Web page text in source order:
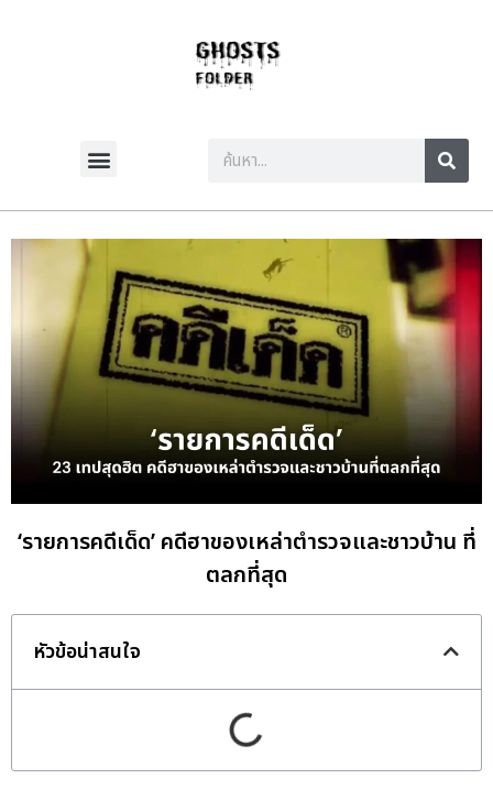
‘รายการคดีเด็ด’ คดีฮาของเหล่าตำรวจและชาวบ้าน ที่
ตลกที่สุด
หัวข้อน่าสนใจ